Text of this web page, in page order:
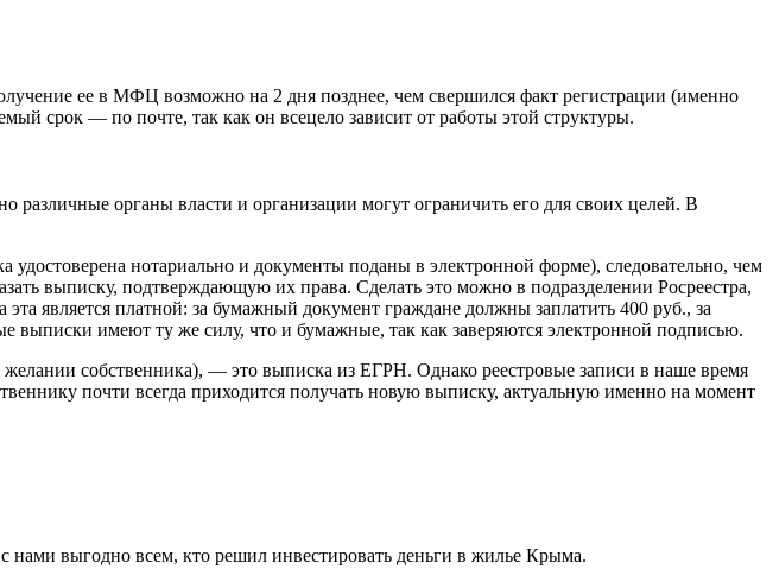
ее в МФЦ возможно на 2 дня позднее, чем свершился факт регистрации (именно
срок — по почте, так как он всецело зависит от работы этой структуры.
различные органы власти и организации могут ограничить его для своих целей. В
нотариально и документы поданы в электронной форме), следовательно, чем
выписку, подтверждающую их права. Сделать это можно в подразделении Росреестра,
является платной: за бумажный документ граждане должны заплатить 400 руб., за
имеют ту же силу, что и бумажные, так как заверяются электронной подписью.
собственника), — это выписка из ЕГРН. Однако реестровые записи в наше время
почти всегда приходится получать новую выписку, актуальную именно на момент
нами выгодно всем, кто решил инвестировать деньги в жилье Крыма.